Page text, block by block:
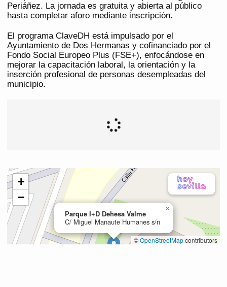
Periáñez. La jornada es gratuita y abierta al público
hasta completar aforo mediante inscripción.
El programa ClaveDH está impulsado por el
Ayuntamiento de Dos Hermanas y cofinanciado por el
Fondo Social Europeo Plus (FSE+), enfocándose en
mejorar la capacitación laboral, la orientación y la
inserción profesional de personas desempleadas del
municipio.